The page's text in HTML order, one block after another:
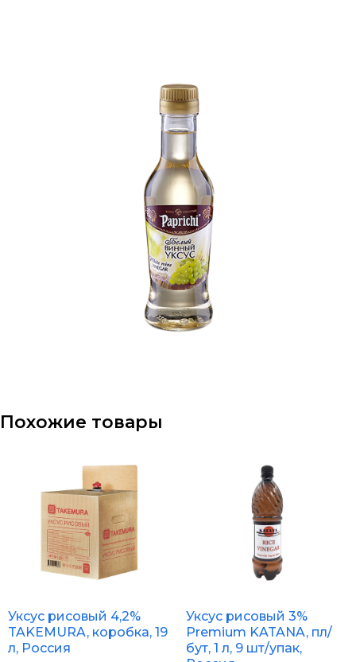
Похожие товары
Уксус рисовый 4,2%
TAKEMURA, коробка, 19
л, Россия
Уксус рисовый 3%
Premium KATANA, пл/
бут, 1 л, 9 шт/упак,